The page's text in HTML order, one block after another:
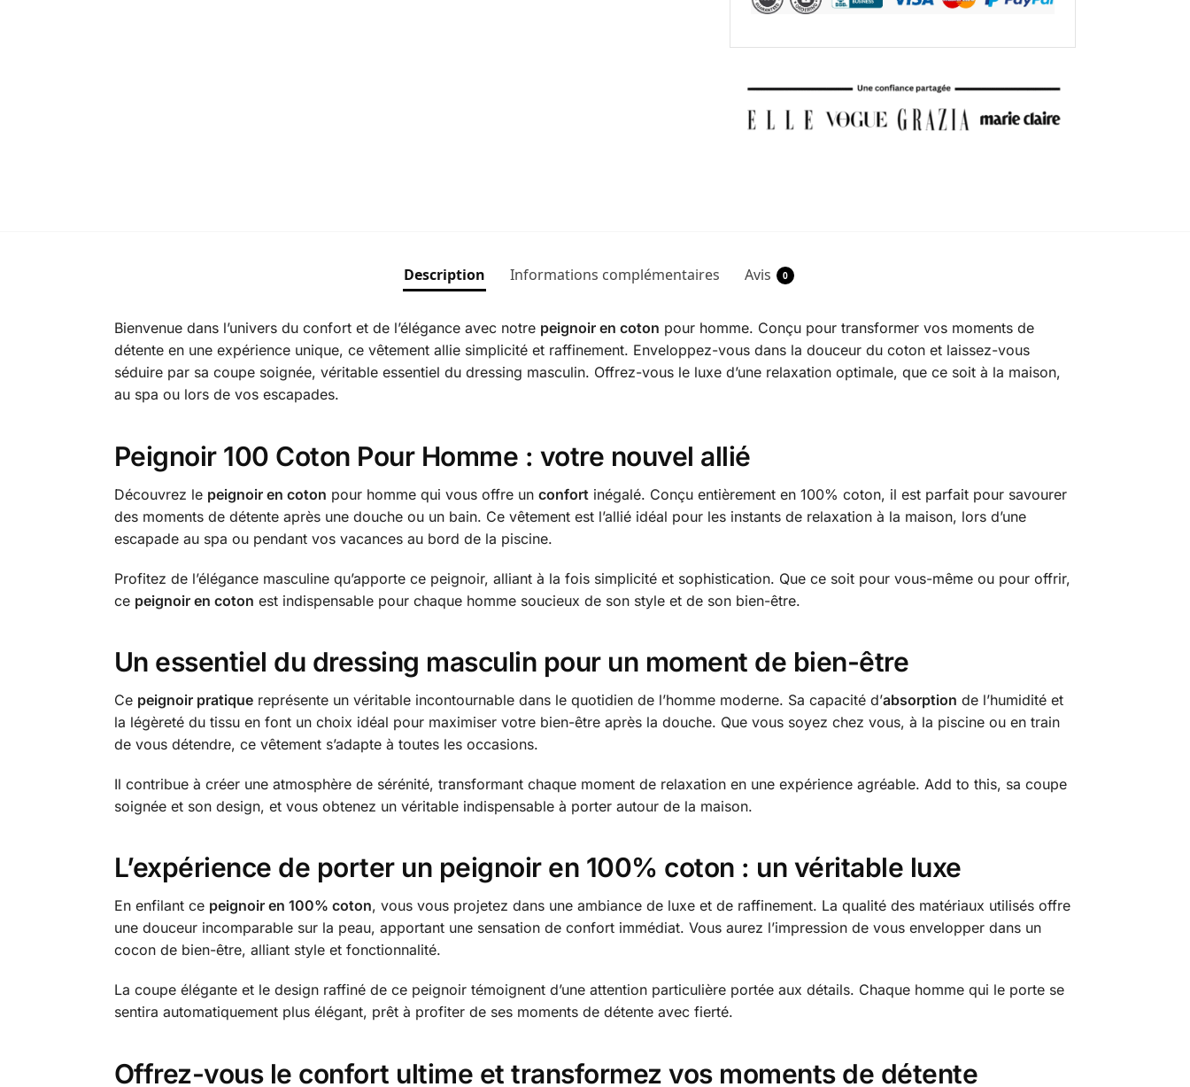
Description Informations complémentaires Avis 0
Bienvenue dans l’univers du confort et de l’élégance avec notre peignoir en coton pour homme. Conçu pour transformer vos moments de
détente en une expérience unique, ce vêtement allie simplicité et raffinement. Enveloppez-vous dans la douceur du coton et laissez-vous
séduire par sa coupe soignée, véritable essentiel du dressing masculin. Offrez-vous le luxe d’une relaxation optimale, que ce soit à la maison,
au spa ou lors de vos escapades.
Peignoir 100 Coton Pour Homme : votre nouvel allié
Découvrez le peignoir en coton pour homme qui vous offre un confortinégalé. Conçu entièrement en 100% coton, il est parfait pour savourer
des moments de détente après une douche ou un bain. Ce vêtement est l’allié idéal pour les instants de relaxation à la maison, lors d’une
escapade au spa ou pendant vos vacances au bord de la piscine.
Profitez de l’élégance masculine qu’apporte ce peignoir, alliant à la fois simplicité et sophistication. Que ce soit pour vous-même ou pour offrir,
ce peignoir en coton est indispensable pour chaque homme soucieux de son style et de son bien-être.
Un essentiel du dressing masculin pour un moment de bien-être
Ce peignoir pratiquereprésente un véritable incontournable dans le quotidien de l’homme moderne. Sa capacité d’absorption de l’humidité et
la légèreté du tissu en font un choix idéal pour maximiser votre bien-être après la douche. Que vous soyez chez vous, à la piscine ou en train
de vous détendre, ce vêtement s’adapte à toutes les occasions.
Il contribue à créer une atmosphère de sérénité, transformant chaque moment de relaxation en une expérience agréable. Add to this, sa coupe
soignée et son design, et vous obtenez un véritable indispensable à porter autour de la maison.
L’expérience de porter un peignoir en 100% coton : un véritable luxe
En enfilant ce peignoir en 100% coton, vous vous projetez dans une ambiance de luxe et de raffinement. La qualité des matériaux utilisés offre
une douceur incomparable sur la peau, apportant une sensation de confort immédiat. Vous aurez l’impression de vous envelopper dans un
cocon de bien-être, alliant style et fonctionnalité.
La coupe élégante et le design raffiné de ce peignoir témoignent d’une attention particulière portée aux détails. Chaque homme qui le porte se
sentira automatiquement plus élégant, prêt à profiter de ses moments de détente avec fierté.
Offrez-vous le confort ultime et transformez vos moments de détente